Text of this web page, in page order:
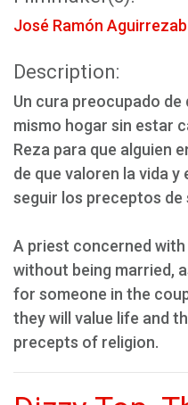
José Ramón
Description:
Un cura preocupado de
mismo hogar sin estar
Reza para que alguien
de que valoren la vida
seguir los preceptos de
A priest concerned
without being married,
for someone in the
they will value life and
precepts of religion.